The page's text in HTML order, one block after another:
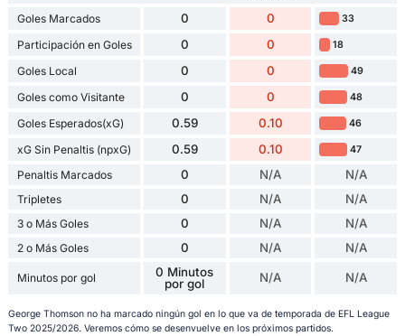
Goles Marcados 0 0 33
Participación en Goles 0 0 18
Goles Local 0 0 49
Goles como Visitante 0 0 48
Goles Esperados(xG) 0.59 0.10 46
xG Sin Penaltis (npxG) 0.59 0.10 47
Penaltis Marcados 0 N/A N/A
Tripletes 0 N/A N/A
3 o Más Goles 0 N/A N/A
2 o Más Goles 0 N/A N/A
Minutos por gol
0 Minutos
por gol
N/A N/A
George Thomson no ha marcado ningún gol en lo que va de temporada de EFL League
Two 2025/2026. Veremos cómo se desenvuelve en los próximos partidos.